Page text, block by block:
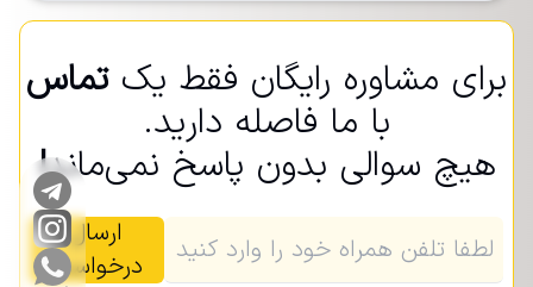
برای مشاوره رایگان فقط یکتماس
با ما فاصله دارید.
هیچ سوالی بدون پاسخ نمی‌ماند!
ارسال
درخواست